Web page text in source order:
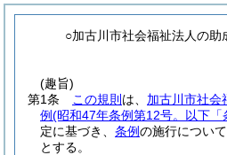
○加古川市社会福祉法人の助
(趣旨)
第1条
この規則 は、 加古川市社会
例(昭和47年条例第12号。以下「
定に基づき、 条例の施行につい
とする。